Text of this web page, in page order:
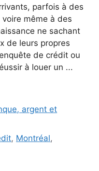
parfois à des
même à des
ne sachant
de leurs propres
de crédit ou
à louer un ...
argent et
, Montréal,